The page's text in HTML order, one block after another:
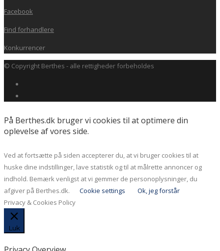
Facebook
Find forhandlere
Konkurrencer
© Copyright Berthes - alle rettigheder forbeholdes
På Berthes.dk bruger vi cookies til at optimere din
oplevelse af vores side.
Ved at fortsætte på siden accepterer du, at vi bruger cookies til at
huske dine indstillinger, lave statistik og til at målrette annoncer og
indhold. Bemærk venligst at vi gemmer de personoplysninger, du
afgiver på Berthes.dk.
Cookie settings
Ok, jeg forstår
Privacy & Cookies Policy
Luk